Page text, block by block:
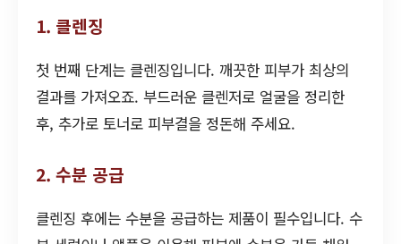
1. 클렌징
첫 번째 단계는 클렌징입니다. 깨끗한 피부가 최상의
결과를 가져오죠. 부드러운 클렌저로 얼굴을 정리한
후, 추가로 토너로 피부결을 정돈해 주세요.
2. 수분 공급
클렌징 후에는 수분을 공급하는 제품이 필수입니다. 수